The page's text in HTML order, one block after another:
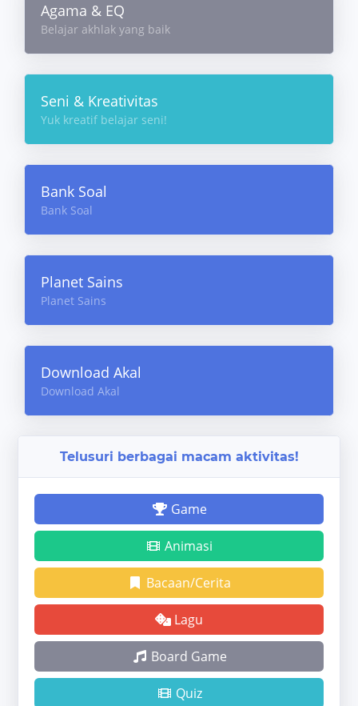
Agama & EQ
Belajar akhlak yang baik
Seni & Kreativitas
Yuk kreatif belajar seni!
Bank Soal
Bank Soal
Planet Sains
Planet Sains
Download Akal
Download Akal
Telusuri berbagai macam aktivitas!
Game
Animasi
Bacaan/Cerita
Lagu
Board Game
Quiz